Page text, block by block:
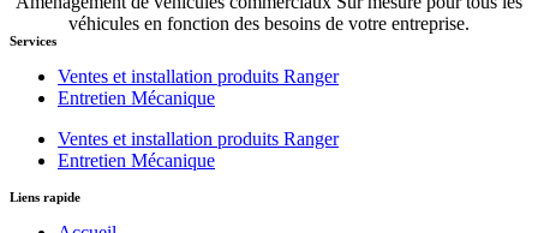
véhicules en fonction des besoins de votre entreprise.
Services
Ventes et installation produits Ranger
Entretien Mécanique
Ventes et installation produits Ranger
Entretien Mécanique
Liens rapide